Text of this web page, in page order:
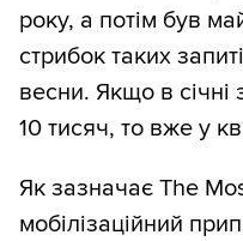
року, а потім був
стрибок таких
весни. Якщо в січні
10 тисяч, то вже у
Як зазначає The
мобілізаційний